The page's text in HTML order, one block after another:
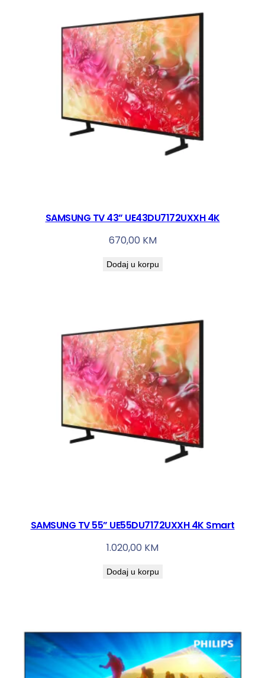
SAMSUNG TV 43” UE43DU7172UXXH 4K
670,00 KM
Dodaj u korpu
SAMSUNG TV 55” UE55DU7172UXXH 4K Smart
1.020,00 KM
Dodaj u korpu